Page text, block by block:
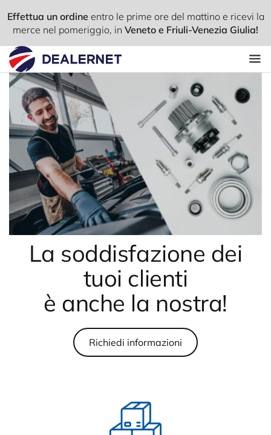
Effettua un ordine entro le prime ore del mattinoe ricevi la
merce nel pomeriggio, in Veneto e Friuli-Venezia Giulia!
La soddisfazione dei
tuoi clienti
è anche la nostra!
Richiedi informazioni